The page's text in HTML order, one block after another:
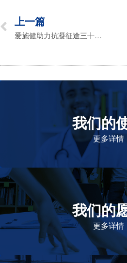
上一篇
爱施健助力抗凝征途三十载，携手共绘健康新篇章
我们的
更多详情
致力于提高患者的生命
我们的
更多详情
作为一个负责任的企业公民，在
及的药物，传递我们